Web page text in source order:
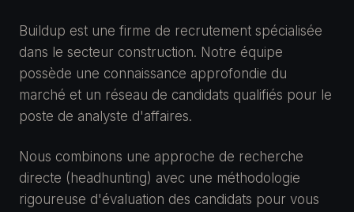
Buildup est une firme de recrutement spécialisée
dans le secteur construction. Notre équipe
possède une connaissance approfondie du
marché et un réseau de candidats qualifiés pour le
poste de analyste d'affaires.
Nous combinons une approche de recherche
directe (headhunting) avec une méthodologie
rigoureuse d'évaluation des candidats pour vous